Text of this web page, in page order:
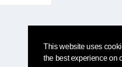
This website uses
the best experience on